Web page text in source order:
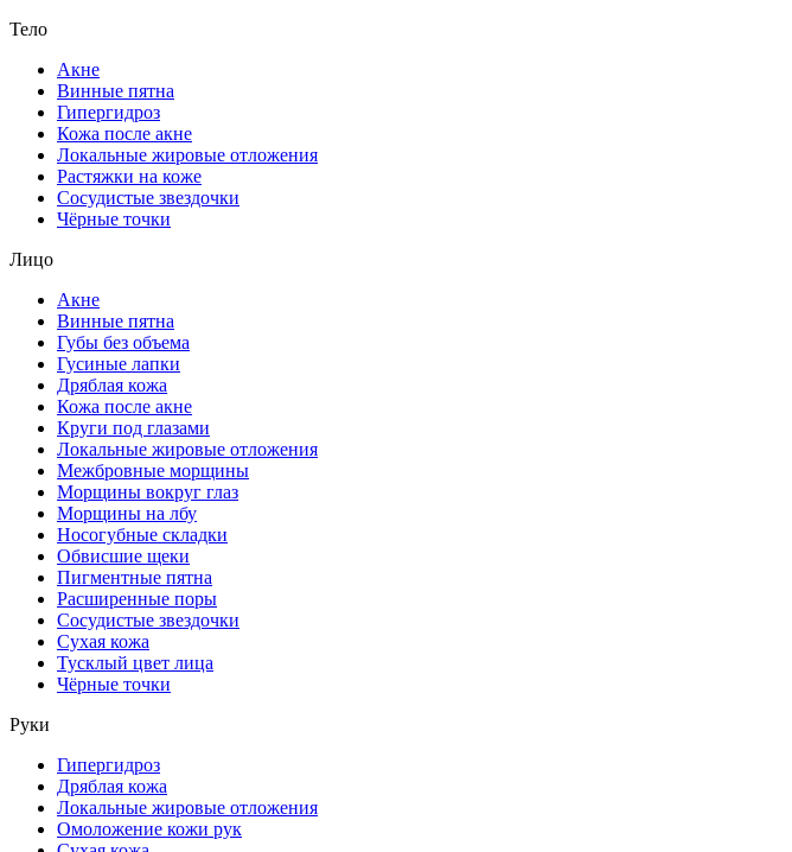
Тело
Акне
Винные пятна
Гипергидроз
Кожа после акне
Локальные жировые отложения
Растяжки на коже
Сосудистые звездочки
Чёрные точки
Лицо
Акне
Винные пятна
Губы без объема
Гусиные лапки
Дряблая кожа
Кожа после акне
Круги под глазами
Локальные жировые отложения
Межбровные морщины
Морщины вокруг глаз
Морщины на лбу
Носогубные складки
Обвисшие щеки
Пигментные пятна
Расширенные поры
Сосудистые звездочки
Сухая кожа
Тусклый цвет лица
Чёрные точки
Руки
Гипергидроз
Дряблая кожа
Локальные жировые отложения
Омоложение кожи рук